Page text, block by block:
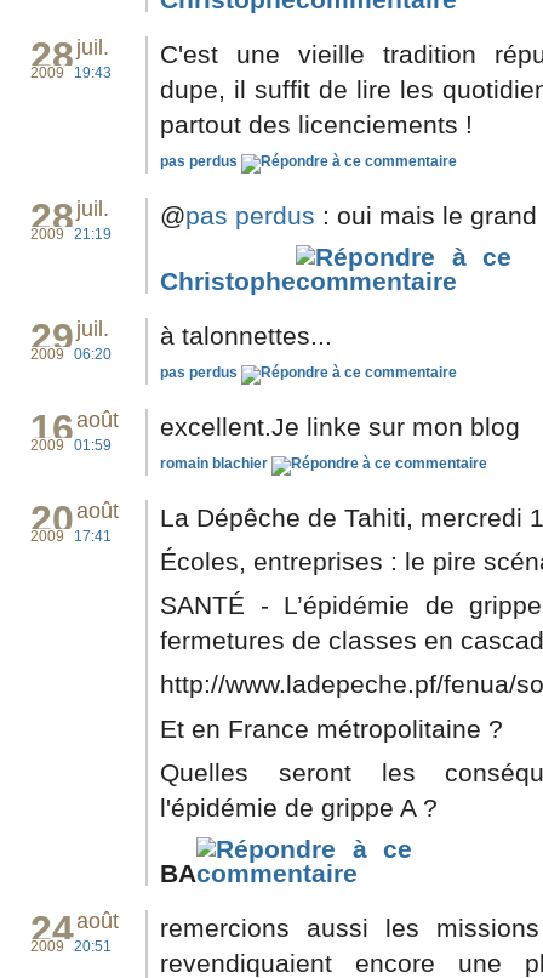
28 juil.
2009 19:43
C'est une vieille tradition
dupe, il suffit de lire les
partout des licenciements !
pas perdus
28 juil.
2009 21:19
@pas perdus : oui mais le
Christophe
29 juil.
2009 06:20
à talonnettes...
pas perdus
16août
2009 01:59
excellent.Je linke sur mon blog
romain blachier
20août
2009 17:41
La Dépêche de Tahiti, mercredi
Écoles, entreprises : le pire
SANTÉ - L’épidémie de
fermetures de classes en
http://www.ladepeche.pf/fenua/
Et en France métropolitaine ?
Quelles seront les
l'épidémie de grippe A ?
BA
24août
2009 20:51
remercions aussi les
revendiquaient encore une